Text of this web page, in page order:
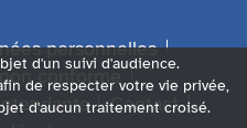
personnelles
conforme
Contact
d'un suivi d'audience.
de respecter votre vie privée,
d'aucun traitement croisé.